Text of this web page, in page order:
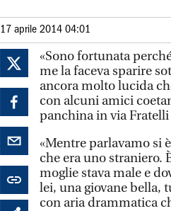
17 aprile 2014 04:01
«Sono fortunata
me la faceva sparire
ancora molto lucida
con alcuni amici
panchina in via Fratelli
«Mentre parlavamo si
che era uno straniero.
moglie stava male e
lei, una giovane bella,
con aria drammatica